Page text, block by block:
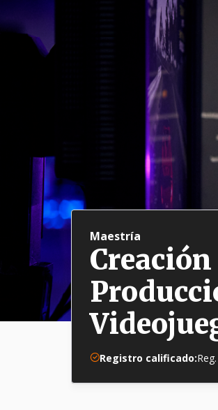
Maestría
Registro calificado: